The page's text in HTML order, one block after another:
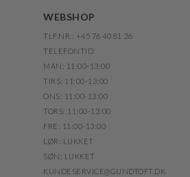
WEBSHOP
TLF.NR.: +45 76 40 81 36
TELEFONTID:
MAN: 11:00-13:00
TIRS: 11:00-13:00
ONS: 11:00-13:00
TORS: 11:00-13:00
FRE: 11:00-13:00
LØR: LUKKET
SØN: LUKKET
KUNDESERVICE@GUNDTOFT.DK